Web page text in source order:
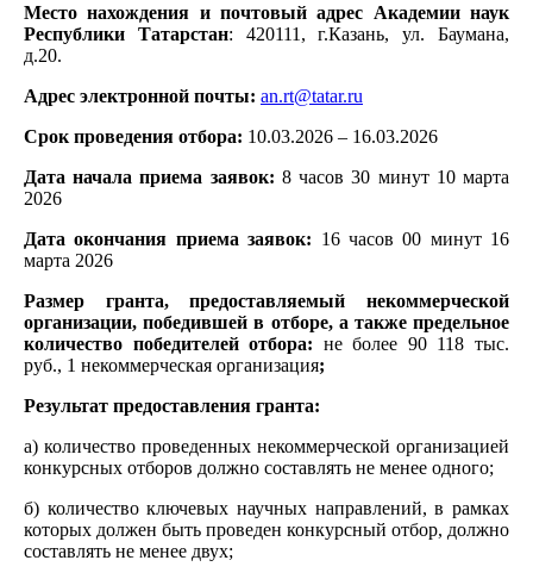
Место нахождения и почтовый адрес Академии наук
Республики Татарстан: 420111, г.Казань, ул. Баумана,
д.20.
Адрес электронной почты: an.rt@tatar.ru
Срок проведения отбора: 10.03.2026 – 16.03.2026
Дата начала приема заявок: 8 часов 30 минут 10 марта
2026
Дата окончания приема заявок: 16 часов 00 минут 16
марта 2026
Размер гранта, предоставляемый некоммерческой
организации, победившей в отборе, а также предельное
количество победителей отбора: не более 90 118 тыс.
руб., 1 некоммерческая организация;
Результат предоставления гранта:
а) количество проведенных некоммерческой организацией
конкурсных отборов должно составлять не менее одного;
б) количество ключевых научных направлений, в рамках
которых должен быть проведен конкурсный отбор, должно
составлять не менее двух;